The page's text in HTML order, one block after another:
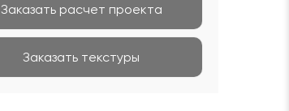
Заказать расчет проекта
Заказать текстуры